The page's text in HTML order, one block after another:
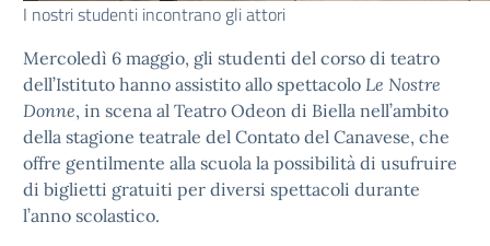
I nostri studenti incontrano gli attori
Mercoledì 6 maggio, gli studenti del corso di teatro
dell’Istituto hanno assistito allo spettacolo Le Nostre
Donne, in scena al Teatro Odeon di Biella nell’ambito
della stagione teatrale del Contato del Canavese, che
offre gentilmente alla scuola la possibilità di usufruire
di biglietti gratuiti per diversi spettacoli durante
l’anno scolastico.